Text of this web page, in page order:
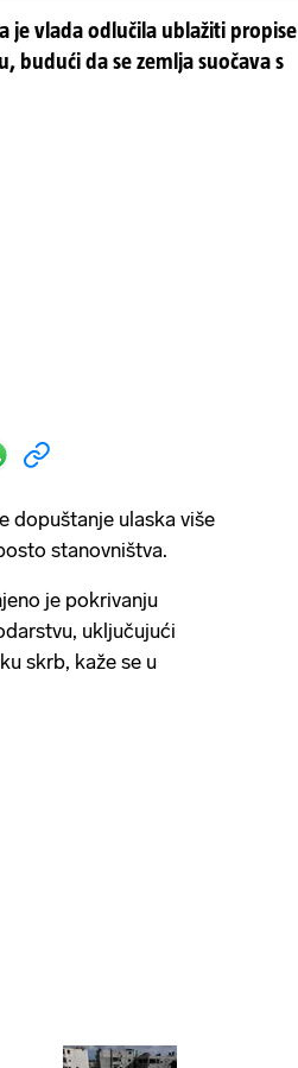
je vlada odlučila ublažiti propise
budući da se zemlja suočava s
dopuštanje ulaska više
stanovništva.
je pokrivanju
uključujući
skrb, kaže se u